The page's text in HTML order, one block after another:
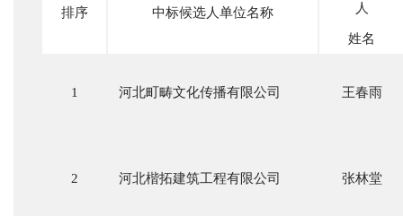
排序 中标候选人单位名称
人
姓名
1 河北町畴文化传播有限公司 王春雨
2 河北楷拓建筑工程有限公司 张林堂